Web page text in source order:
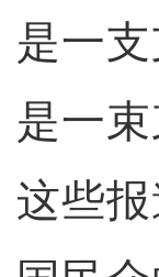
是一
是一
这些